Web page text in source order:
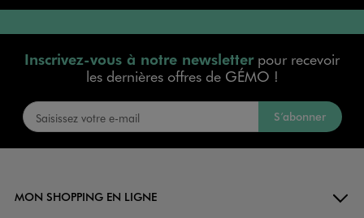
Inscrivez-vous à notre newsletterpour recevoir
les dernières offres de GÉMO !
S’abonner
MON SHOPPING EN LIGNE